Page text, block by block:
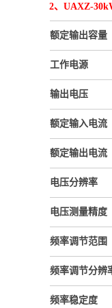
2、UAXZ-
额定输出容量
工作电源
输出电压
额定输入电流
额定输出电流
电压分辨率
电压测量精度
频率调节范围
频率调节分辨
频率稳定度